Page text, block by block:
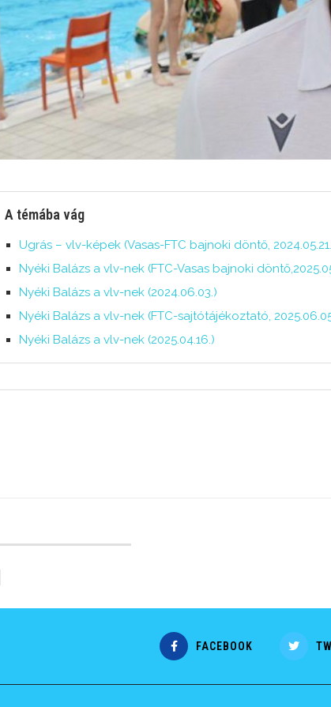
A témába vág
Ugrás – vlv-képek (Vasas-FTC bajnoki döntő,
Nyéki Balázs a vlv-nek (FTC-Vasas bajnoki
Nyéki Balázs a vlv-nek (2024.06.03.)
Nyéki Balázs a vlv-nek (FTC-sajtótájékoztató,
Nyéki Balázs a vlv-nek (2025.04.16.)
FACEBOOK